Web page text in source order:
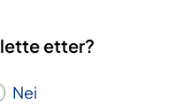
etter?
Nei